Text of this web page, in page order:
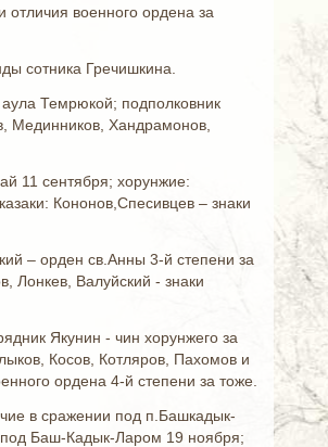
военного ордена за
сотника Гречишкина.
Темрюкой; подполковник
Мединников, Хандрамонов,
11 сентября; хорунжие:
Кононов,Спесивцев – знаки
– орден св.Анны 3-й степени за
Лонкев, Валуйский - знаки
Якунин - чин хорунжего за
Косов, Котляров, Пахомов и
ордена 4-й степени за тоже.
в сражении под п.Башкадык-
под Баш-Кадык-Ларом 19 ноября;